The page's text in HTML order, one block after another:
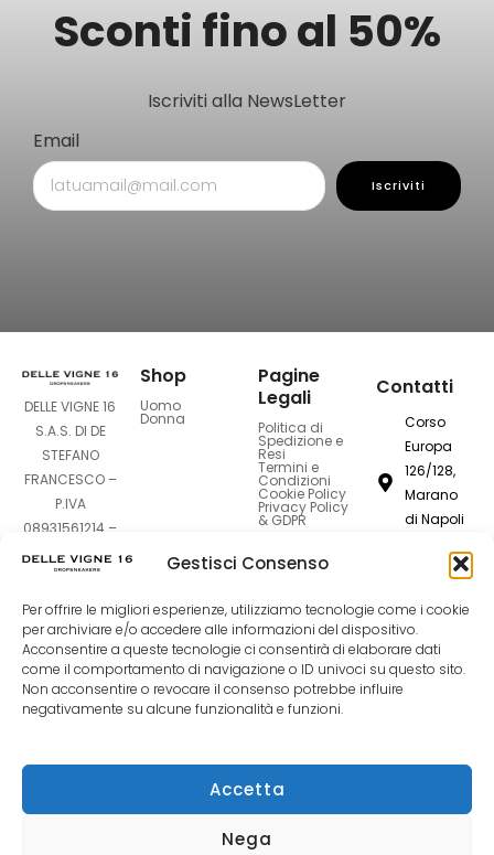
Gestisci Consenso
Per offrire le migliori esperienze, utilizziamo tecnologie come i cookie
per archiviare e/o accedere alle informazioni del dispositivo.
Acconsentire a queste tecnologie ci consentirà di elaborare dati
come il comportamento di navigazione o ID univoci su questo sito.
Non acconsentire o revocare il consenso potrebbe influire
negativamente su alcune funzionalità e funzioni.
Accetta
Nega
Sconti fino al 50%
Iscriviti alla NewsLetter
Email
Iscriviti
DELLE VIGNE 16
S.A.S. DI DE
STEFANO
FRANCESCO –
P.IVA
08931561214 –
Sede Legale:
Corso Europa
126-128 –
80016 Marano
di Napoli (NA)
F
a
c
I
n
s
T
i
k
Shop
Uomo
Donna
Pagine
Legali
Politica di
Spedizione e
Resi
Termini e
Condizioni
Cookie Policy
Privacy Policy
& GDPR
Contatti
Corso
Europa
126/128,
Marano
di Napoli
081
7420994